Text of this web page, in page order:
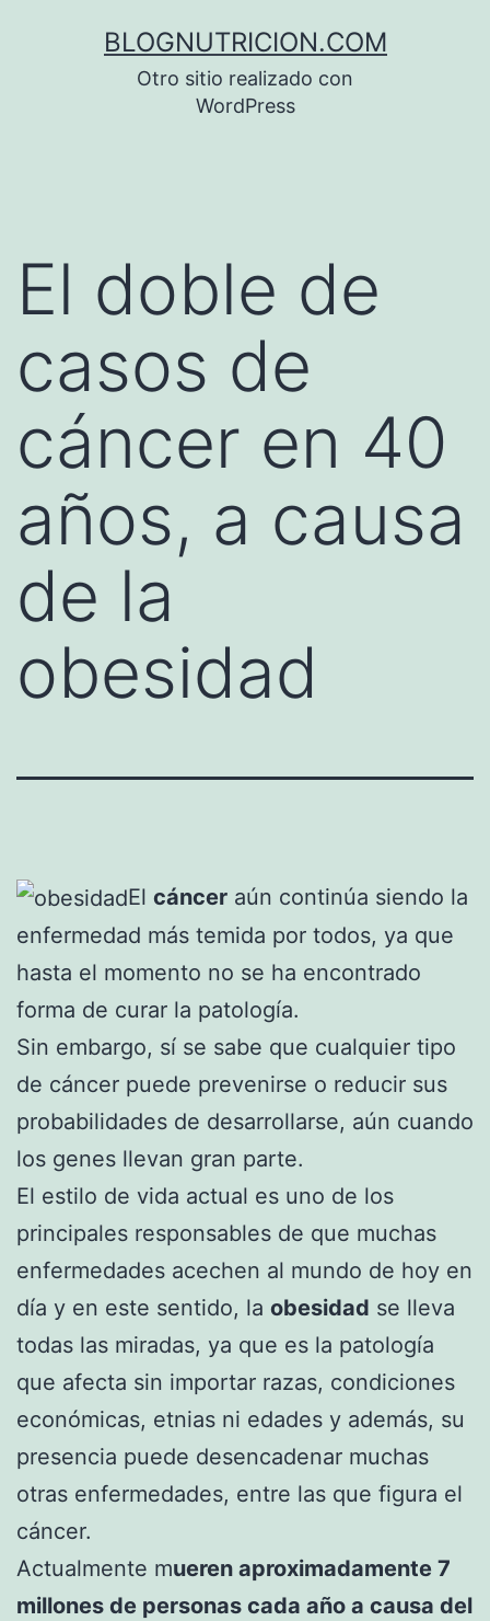
BLOGNUTRICION.COM
Otro sitio realizado con
WordPress
El doble de
casos de
cáncer en 40
años, a causa
de la
obesidad
El cáncer aún continúa siendo la
enfermedad más temida por todos, ya que
hasta el momento no se ha encontrado
forma de curar la patología.
Sin embargo, sí se sabe que cualquier tipo
de cáncer puede prevenirse o reducir sus
probabilidades de desarrollarse, aún cuando
los genes llevan gran parte.
El estilo de vida actual es uno de los
principales responsables de que muchas
enfermedades acechen al mundo de hoy en
día y en este sentido, la obesidad se lleva
todas las miradas, ya que es la patología
que afecta sin importar razas, condiciones
económicas, etnias ni edades y además, su
presencia puede desencadenar muchas
otras enfermedades, entre las que figura el
cáncer.
Actualmente mueren aproximadamente 7
millones de personas cada año a causa del